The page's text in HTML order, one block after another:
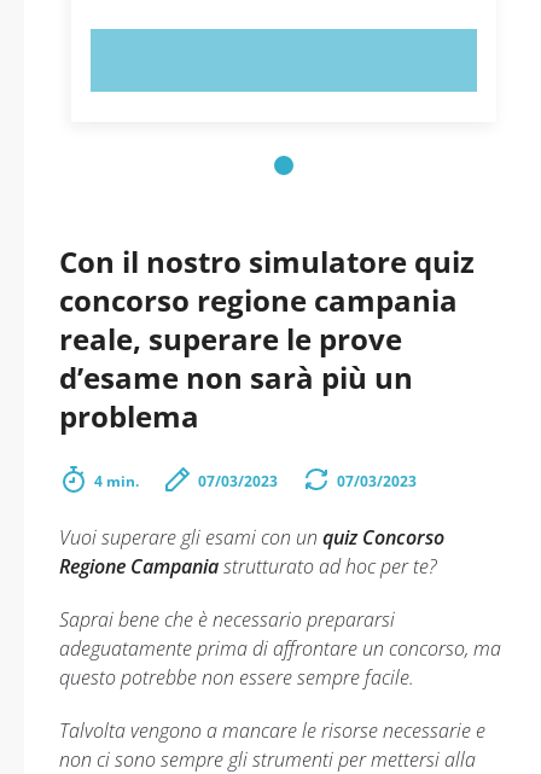
Con il nostro simulatore quiz
concorso regione campania
reale, superare le prove
d’esame non sarà più un
problema
4 min. 07/03/2023 07/03/2023
Vuoi superare gli esami con un quiz Concorso
Regione Campaniastrutturato ad hoc per te?
Saprai bene che è necessario prepararsi
adeguatamente prima di affrontare un concorso, ma
questo potrebbe non essere sempre facile.
Talvolta vengono a mancare le risorse necessarie e
non ci sono sempre gli strumenti per mettersi alla